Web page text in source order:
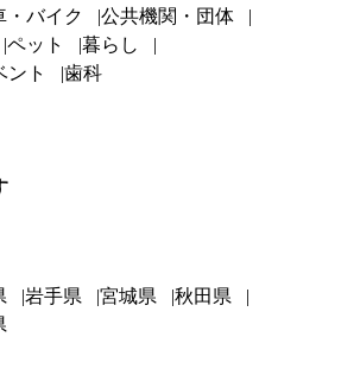
・バイク
公共機関・団体
ペット
暮らし
ント
歯科
岩手県 宮城県
秋田県